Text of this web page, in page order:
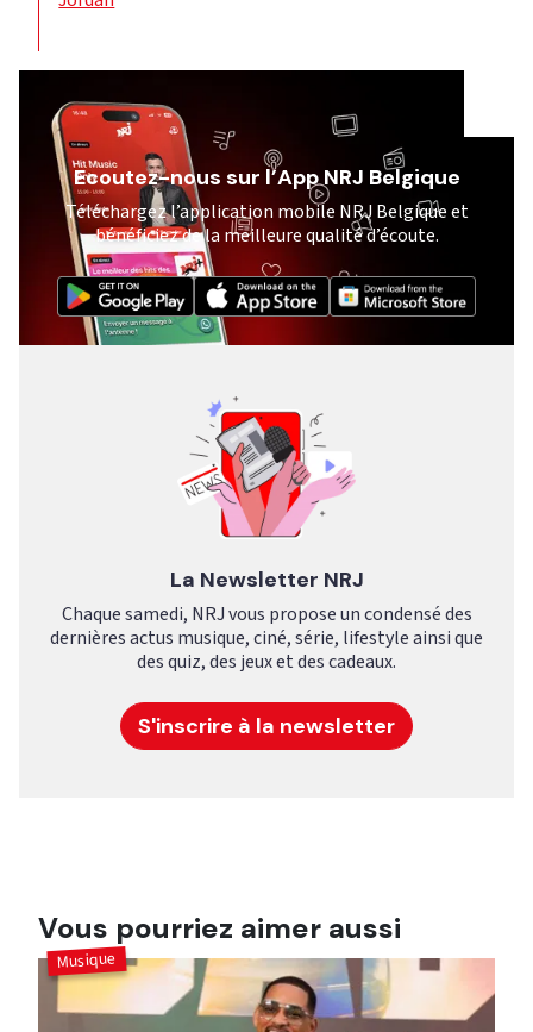
Ecoutez-nous sur l’App NRJ Belgique
Téléchargez l’application mobile NRJ Belgique et
bénéficiez de la meilleure qualité d’écoute.
La Newsletter NRJ
Chaque samedi, NRJ vous propose un condensé des
dernières actus musique, ciné, série, lifestyle ainsi que
des quiz, des jeux et des cadeaux.
S'inscrire à la newsletter
Vous pourriez aimer aussi
Musique